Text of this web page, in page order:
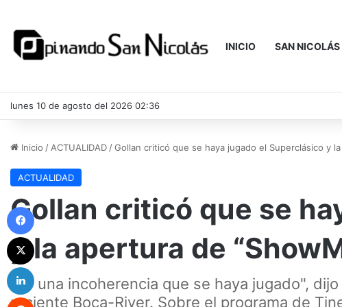
INICIO SAN NICOLÁS
lunes 10 de agosto del 2026 02:36
Inicio / ACTUALIDAD /Gollan criticó que se haya jugado el Superclásico y
ACTUALIDAD
Gollan criticó que se
y la apertura de
"Es una incoherencia que se haya jugado",
reciente Boca-River. Sobre el programa de
Facebook
X
Reddit